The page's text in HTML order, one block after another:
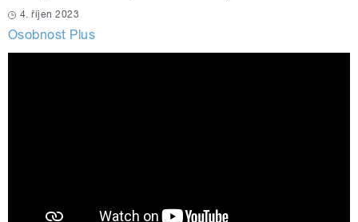
4. říjen 2023
Osobnost Plus